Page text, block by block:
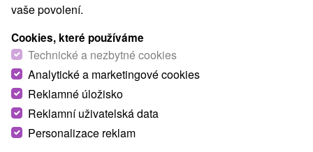
vaše povolení.
Cookies, které používáme
Technické a nezbytné cookies
Analytické a marketingové cookies
Reklamné úložisko
Reklamní uživatelská data
Personalizace reklam